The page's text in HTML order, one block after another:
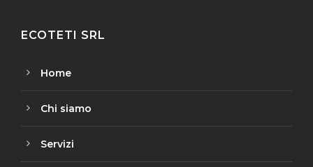
ECOTETI SRL
Home
Chi siamo
Servizi